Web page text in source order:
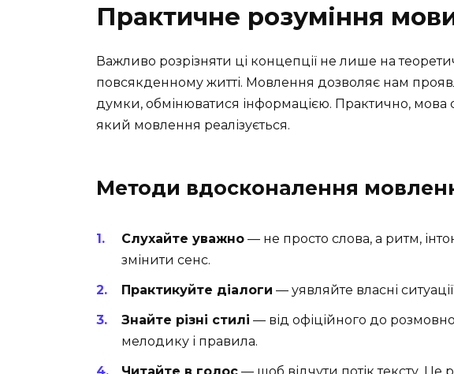
Практичне розуміння
Важливо розрізняти ці концепції не лише на
повсякденному житті. Мовлення дозволяє нам
думки, обмінюватися інформацією. Практично, мова
який мовлення реалізується.
Методи вдосконалення
Слухайте уважно — не просто слова, а ритм,
змінити сенс.
Практикуйте діалоги — уявляйте власні
Знайте різні стилі — від офіційного до
мелодику і правила.